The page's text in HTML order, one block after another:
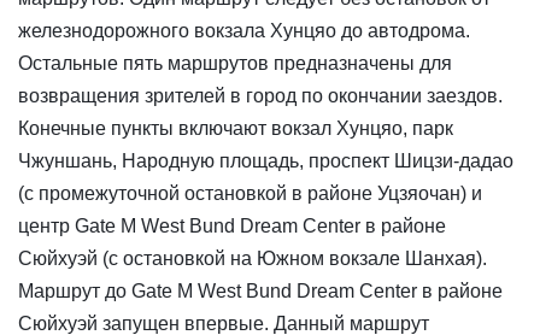
железнодорожного вокзала Хунцяо до автодрома.
Остальные пять маршрутов предназначены для
возвращения зрителей в город по окончании заездов.
Конечные пункты включают вокзал Хунцяо, парк
Чжуншань, Народную площадь, проспект Шицзи-дадао
(с промежуточной остановкой в районе Уцзяочан) и
центр Gate M West Bund Dream Center в районе
Сюйхуэй (с остановкой на Южном вокзале Шанхая).
Маршрут до Gate M West Bund Dream Center в районе
Сюйхуэй запущен впервые. Данный маршрут